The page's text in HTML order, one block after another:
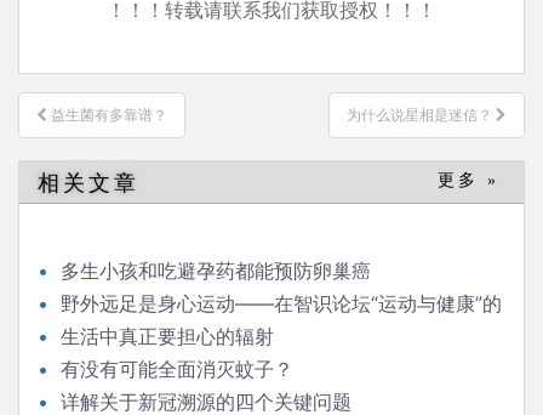
！！！转载请联系我们获取授权！！！
文
章
导
航
益生菌有多靠谱？ 为什么说星相是迷信？
相关文章 更多 »
多生小孩和吃避孕药都能预防卵巢癌
野外远足是身心运动——在智识论坛“运动与健康”的
发言生活中真正要担心的辐射
有没有可能全面消灭蚊子？
详解关于新冠溯源的四个关键问题